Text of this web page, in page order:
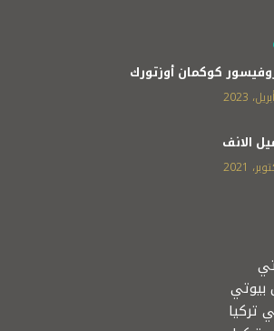
كوكمان أوزتورك
الانف
بيوتي
تركيا